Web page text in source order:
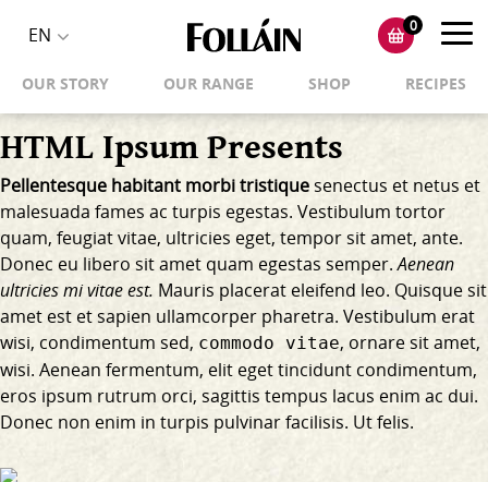
EN
language
selector
0
OUR STORY OUR RANGE SHOP RECIPES
HTML Ipsum Presents
Pellentesque habitant morbi tristiquesenectus et netus et
malesuada fames ac turpis egestas. Vestibulum tortor
quam, feugiat vitae, ultricies eget, tempor sit amet, ante.
Donec eu libero sit amet quam egestas semper.Aenean
ultricies mi vitae est. Mauris placerat eleifend leo. Quisque sit
amet est et sapien ullamcorper pharetra. Vestibulum erat
wisi, condimentum sed, commodo vitae, ornare sit amet,
wisi. Aenean fermentum, elit eget tincidunt condimentum,
eros ipsum rutrum orci, sagittis tempus lacus enim ac dui.
Donec non enim in turpis pulvinar facilisis. Ut felis.